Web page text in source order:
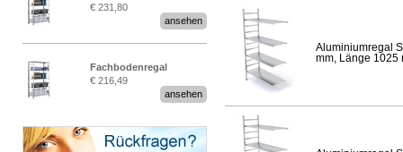
Stecksystem MultiPlus
€ 231,80
ansehen
Fachbodenregal
Stecksystem MultiPlus
€ 216,49
ansehen
Aluminiumregal
mm, Länge 1025